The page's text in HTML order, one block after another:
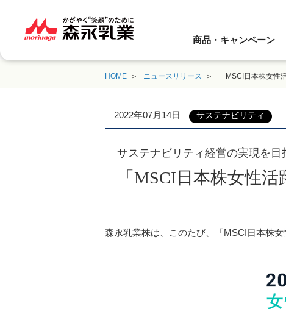
商品・キャンペーン
HOME ニュースリリース 「MSCI日本株女
2022年07月14日 サステナビリティ
サステナビリティ経営の実現を目
「MSCI日本株女性
森永乳業株は、このたび、「MSCI日本株